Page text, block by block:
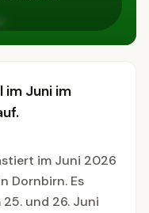
im Juni im
im Juni 2026
Dornbirn. Es
und 26. Juni